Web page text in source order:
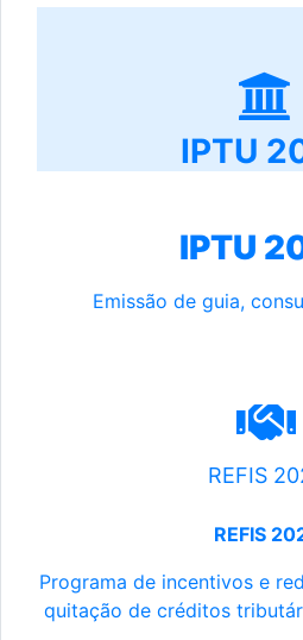
IPTU
IPTU
Emissão de guia,
REFIS
REFIS
Programa de incentivos e
quitação de créditos